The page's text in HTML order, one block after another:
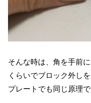
そんな時は、角を手前に
くらいでブロック外し
プレートでも同じ原理で